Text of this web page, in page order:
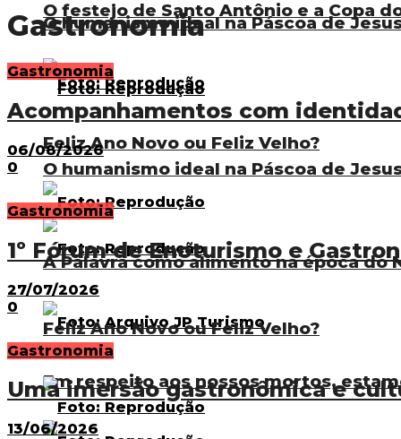
O humanismo ideal na Páscoa de
Feliz Ano Novo ou Feliz Velho?
A Palavra como alimento na época do
Em respeito aos nossos mortos,
O festejo de Santo Antônio e a Copa
O humanismo ideal na Páscoa de
Feliz Ano Novo ou Feliz Velho?
Gastronomia
Gastronomia
Acompanhamentos com
06/08/2026
0
Gastronomia
1º Fórum de Enoturismo e
27/07/2026
0
Gastronomia
Uma imersão gastronômica e
13/06/2026